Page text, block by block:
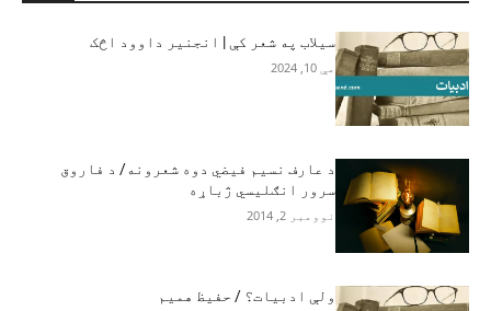
سیلاب په شعر کې | انجنیر داوود اڅک
مې 10, 2024
د عارف نسیم فیضي دوه شعرونه/ د فاروق
سرور انګلیسي ژباړه
نوومبر 2, 2014
ولې ادبیات؟ / حفیظ همیم